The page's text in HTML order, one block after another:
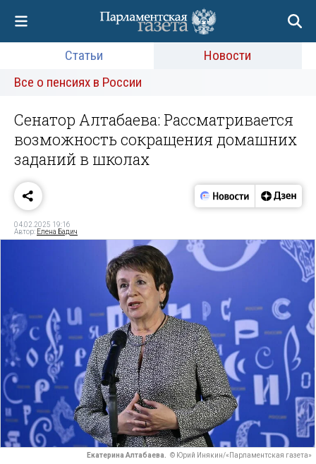
Статьи
Новости
Все о пенсиях в России
Сенатор Алтабаева: Рассматривается
возможность сокращения домашних
заданий в школах
04.02.2025 19:16
Автор: Елена Бадич
Екатерина Алтабаева. © Юрий Инякин/«Парламентская газета»